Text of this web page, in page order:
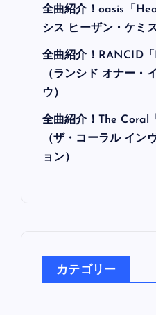
全曲紹介！oasis「
シス ヒーザン・ケミ
全曲紹介！RANCID
（ランシド オナー・
ウ）
全曲紹介！The Coral
（ザ・コーラル イン
ョン）
カテゴリー